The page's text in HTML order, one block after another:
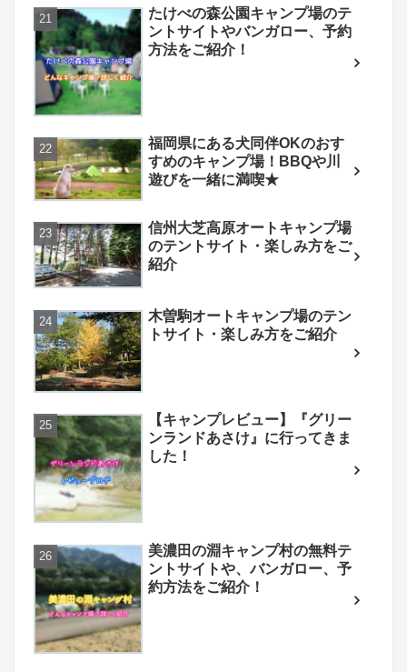
たけべの森公園キャンプ場のテ
ントサイトやバンガロー、予約
方法をご紹介！
福岡県にある犬同伴OKのおす
すめのキャンプ場！BBQや川
遊びを一緒に満喫★
信州大芝高原オートキャンプ場
のテントサイト・楽しみ方をご
紹介
木曽駒オートキャンプ場のテン
トサイト・楽しみ方をご紹介
【キャンプレビュー】『グリー
ンランドあさけ』に行ってきま
した！
美濃田の淵キャンプ村の無料テ
ントサイトや、バンガロー、予
約方法をご紹介！